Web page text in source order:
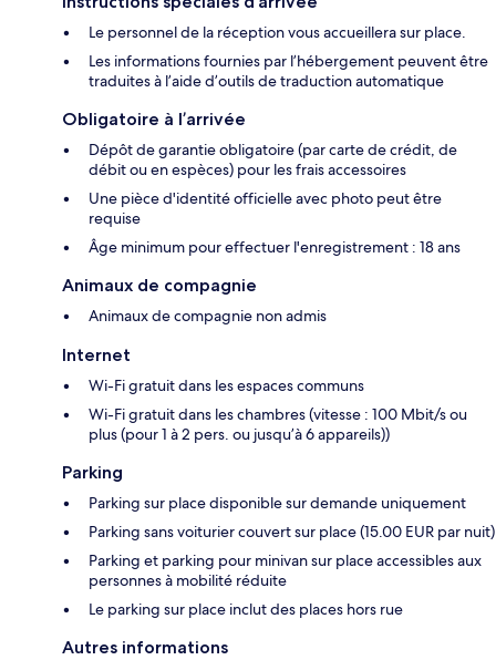
Le personnel de la réception vous accueillera sur place.
Les informations fournies par l’hébergement peuvent être
traduites à l’aide d’outils de traduction automatique
Obligatoire à l’arrivée
Dépôt de garantie obligatoire (par carte de crédit, de
débit ou en espèces) pour les frais accessoires
Une pièce d'identité officielle avec photo peut être
requise
Âge minimum pour effectuer l'enregistrement : 18 ans
Animaux de compagnie
Animaux de compagnie non admis
Internet
Wi-Fi gratuit dans les espaces communs
Wi-Fi gratuit dans les chambres (vitesse : 100 Mbit/s ou
plus (pour 1 à 2 pers. ou jusqu’à 6 appareils))
Parking
Parking sur place disponible sur demande uniquement
Parking sans voiturier couvert sur place (15.00 EUR par nuit)
Parking et parking pour minivan sur place accessibles aux
personnes à mobilité réduite
Le parking sur place inclut des places hors rue
Autres informations